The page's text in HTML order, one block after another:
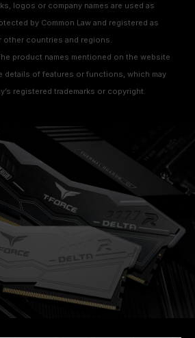
logos or company names are used as
by Common Law and registered as
other countries and regions.
product names mentioned on the website
details of features or functions, which may
registered trademarks or copyright.